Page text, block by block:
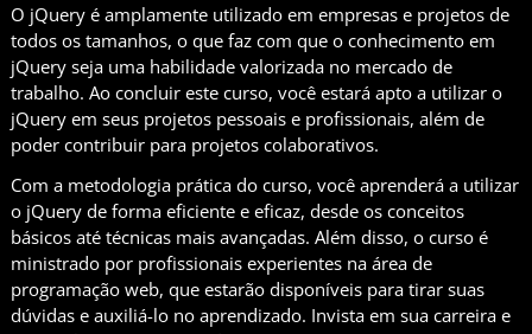
O jQuery é amplamente utilizado em empresas e projetos de
todos os tamanhos, o que faz com que o conhecimento em
jQuery seja uma habilidade valorizada no mercado de
trabalho. Ao concluir este curso, você estará apto a utilizar o
jQuery em seus projetos pessoais e profissionais, além de
poder contribuir para projetos colaborativos.
Com a metodologia prática do curso, você aprenderá a utilizar
o jQuery de forma eficiente e eficaz, desde os conceitos
básicos até técnicas mais avançadas. Além disso, o curso é
ministrado por profissionais experientes na área de
programação web, que estarão disponíveis para tirar suas
dúvidas e auxiliá-lo no aprendizado. Invista em sua carreira e